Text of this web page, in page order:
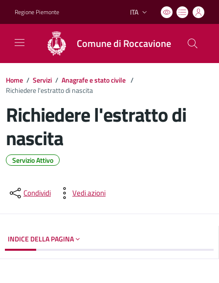
Regione Piemonte Lingua attiva:
ITA
Comune di Roccavione
Home / Servizi / Anagrafe e stato civile /
Richiedere l'estratto di nascita
Richiedere l'estratto di
nascita
Servizio Attivo
Condividi Vedi azioni
INDICE DELLA PAGINA